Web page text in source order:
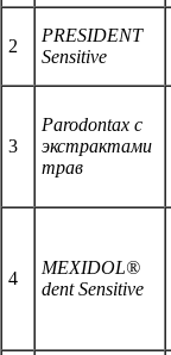
2
PRESIDENT
Sensitive
3
Parodontax с
экстрактами
трав
4
MEXIDOL®
dent Sensitive